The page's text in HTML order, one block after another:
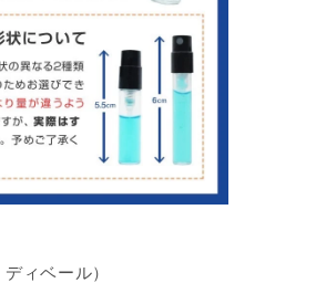
ィベール）